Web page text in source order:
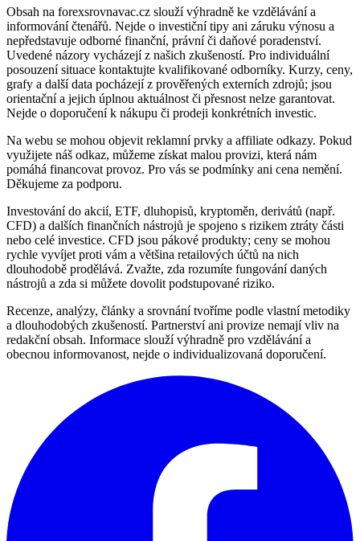
Obsah na forexsrovnavac.cz slouží výhradně ke vzdělávání a
informování čtenářů. Nejde o investiční tipy ani záruku výnosu a
nepředstavuje odborné finanční, právní či daňové poradenství.
Uvedené názory vycházejí z našich zkušeností. Pro individuální
posouzení situace kontaktujte kvalifikované odborníky. Kurzy, ceny,
grafy a další data pocházejí z prověřených externích zdrojů; jsou
orientační a jejich úplnou aktuálnost či přesnost nelze garantovat.
Nejde o doporučení k nákupu či prodeji konkrétních investic.
Na webu se mohou objevit reklamní prvky a affiliate odkazy. Pokud
využijete náš odkaz, můžeme získat malou provizi, která nám
pomáhá financovat provoz. Pro vás se podmínky ani cena nemění.
Děkujeme za podporu.
Investování do akcií, ETF, dluhopisů, kryptoměn, derivátů (např.
CFD) a dalších finančních nástrojů je spojeno s rizikem ztráty části
nebo celé investice. CFD jsou pákové produkty; ceny se mohou
rychle vyvíjet proti vám a většina retailových účtů na nich
dlouhodobě prodělává. Zvažte, zda rozumíte fungování daných
nástrojů a zda si můžete dovolit podstupované riziko.
Recenze, analýzy, články a srovnání tvoříme podle vlastní metodiky
a dlouhodobých zkušeností. Partnerství ani provize nemají vliv na
redakční obsah. Informace slouží výhradně pro vzdělávání a
obecnou informovanost, nejde o individualizovaná doporučení.